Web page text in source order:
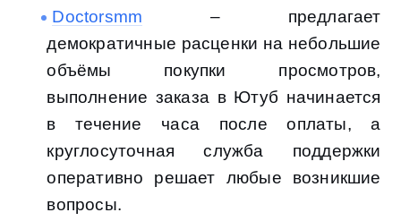
Doctorsmm – предлагает
демократичные расценки на небольшие
объёмы покупки просмотров,
выполнение заказа в Ютуб начинается
в течение часа после оплаты, а
круглосуточная служба поддержки
оперативно решает любые возникшие
вопросы.